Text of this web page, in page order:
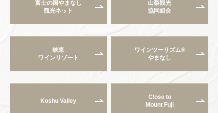
富士の国やまなし
観光ネット
山梨観光
協同組合
峡東
ワインリゾート
ワインツーリズム®
やまなし
Koshu Valley
Close to
Mount Fuji